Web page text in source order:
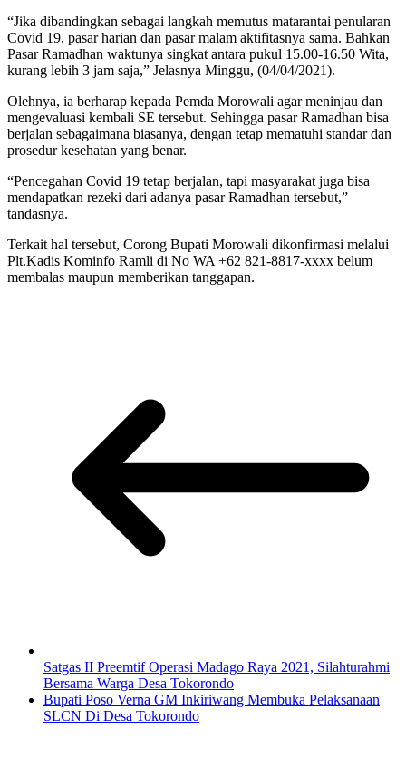
“Jika dibandingkan sebagai langkah memutus matarantai penularan
Covid 19, pasar harian dan pasar malam aktifitasnya sama. Bahkan
Pasar Ramadhan waktunya singkat antara pukul 15.00-16.50 Wita,
kurang lebih 3 jam saja,” Jelasnya Minggu, (04/04/2021).
Olehnya, ia berharap kepada Pemda Morowali agar meninjau dan
mengevaluasi kembali SE tersebut. Sehingga pasar Ramadhan bisa
berjalan sebagaimana biasanya, dengan tetap mematuhi standar dan
prosedur kesehatan yang benar.
“Pencegahan Covid 19 tetap berjalan, tapi masyarakat juga bisa
mendapatkan rezeki dari adanya pasar Ramadhan tersebut,”
tandasnya.
Terkait hal tersebut, Corong Bupati Morowali dikonfirmasi melalui
Plt.Kadis Kominfo Ramli di No WA +62 821-8817-xxxx belum
membalas maupun memberikan tanggapan.
Satgas II Preemtif Operasi Madago Raya 2021, Silahturahmi
Bersama Warga Desa Tokorondo
Bupati Poso Verna GM Inkiriwang Membuka Pelaksanaan
SLCN Di Desa Tokorondo